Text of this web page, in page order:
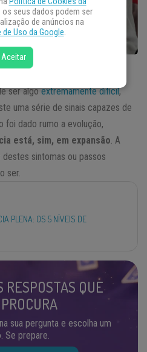
e maiores degraus na
ser algoextremamente difícil,
uma série de sinais capazes de
foi dado rumo a evolução,
está, sim, em expansão . A
sintomas ou passos
ser.
PLENA: OS 5 NÍVEIS DE
QUE
sua pergunta e escolha um
Se prepare.
seus dados podem ser
de anúncios na
Uso da Google.
Aceitar